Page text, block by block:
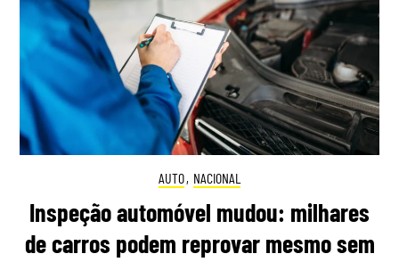
AUTO, NACIONAL
Inspeção automóvel mudou: milhares
de carros podem reprovar mesmo sem